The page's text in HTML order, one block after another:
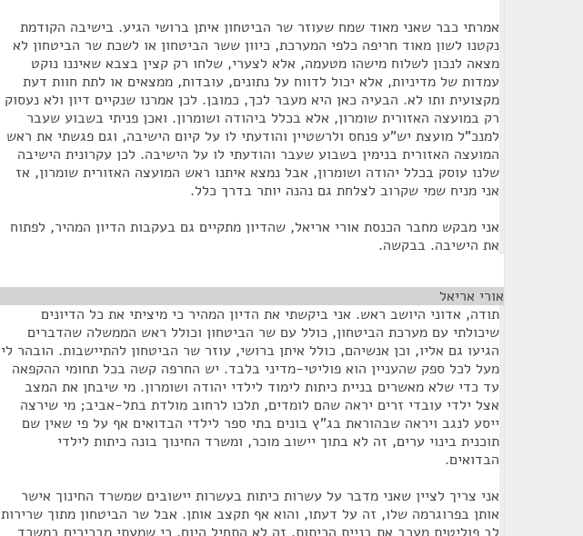
אמרתי כבר שאני מאוד שמח שעוזר שר הביטחון איתן ברושי הגיע. בישיבה הקודמת
נקטנו לשון מאוד חריפה כלפי המערכת, כיוון ששר הביטחון או לשכת שר הביטחון לא
מצאה לנכון לשלוח מישהו מטעמה, אלא לצערי, שלחו רק קצין בצבא שאיננו נוקט
עמדות של מדיניות, אלא יכול לדווח על נתונים, עובדות, ממצאים או לתת חוות דעת
מקצועית ותו לא. הבעיה כאן היא מעבר לכך, כמובן. לכן אמרנו שנקיים דיון ולא נעסוק
רק במועצה האזורית שומרון, אלא בכלל ביהודה ושומרון. ואכן פניתי בשבוע שעבר
למנכ"ל מועצת יש"ע פנחס ולרשטיין והודעתי לו על קיום הישיבה, וגם פגשתי את ראש
המועצה האזורית בנימין בשבוע שעבר והודעתי לו על הישיבה. לכן עקרונית הישיבה
שלנו עוסק בכלל יהודה ושומרון, אבל נמצא איתנו ראש המועצה האזורית שומרון, אז
אני מניח שמי שקרוב לצלחת גם נהנה יותר בדרך כלל.
אני מבקש מחבר הכנסת אורי אריאל, שהדיון מתקיים גם בעקבות הדיון המהיר, לפתוח
את הישיבה. בבקשה.
אורי אריאל
תודה, אדוני היושב ראש. אני ביקשתי את הדיון המהיר כי מיציתי את כל הדיונים
שיכולתי עם מערכת הביטחון, כולל עם שר הביטחון וכולל ראש הממשלה שהדברים
הגיעו גם אליו, וכן אנשיהם, כולל איתן ברושי, עוזר שר הביטחון להתיישבות. הובהר לי
מעל לכל ספק שהעניין הוא פוליטי-מדיני בלבד. יש החרפה קשה בכל תחומי ההקפאה
עד כדי שלא מאשרים בניית כיתות לימוד לילדי יהודה ושומרון. מי שיבחן את המצב
אצל ילדי עובדי זרים יראה שהם לומדים, תלכו לרחוב מולדת בתל-אביב; מי שירצה
ייסע לנגב ויראה שבהוראת בג"ץ בונים בתי ספר לילדי הבדואים אף על פי שאין שם
תוכנית בינוי ערים, זה לא בתוך יישוב מוכר, ומשרד החינוך בונה כיתות לילדי
הבדואים.
אני צריך לציין שאני מדבר על עשרות כיתות בעשרות יישובים שמשרד החינוך אישר
אותן בפרוגרמה שלו, זה על דעתו, והוא אף תקצב אותן. אבל שר הביטחון מתוך שרירות